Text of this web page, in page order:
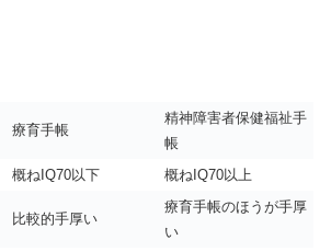
療育手帳
精神障害者保健福祉手
帳
概ねIQ70以下 概ねIQ70以上
比較的手厚い
療育手帳のほうが手厚
い